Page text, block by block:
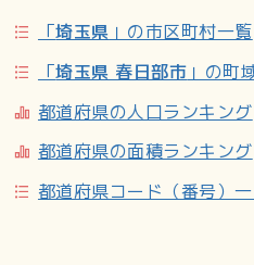
「埼玉県 」の市区町村一覧
「埼玉県 春日部市 」の町
都道府県の人口ランキング
都道府県の面積ランキング
都道府県コード（番号）